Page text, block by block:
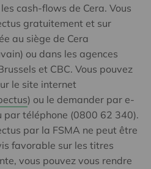
cash-flows de Cera. Vous
gratuitement et sur
au siège de Cera
ou dans les agences
et CBC. Vous pouvez
le site internet
) ou le demander par e-
par téléphone (0800 62 340).
par la FSMA ne peut être
favorable sur les titres
vous pouvez vous rendre